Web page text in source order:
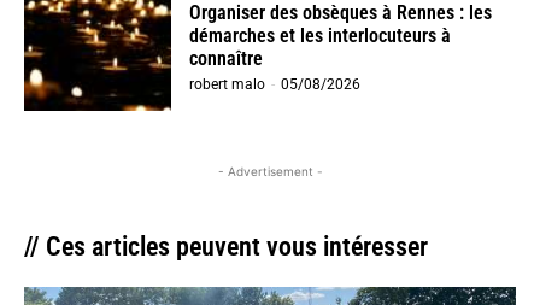
Organiser des obsèques à Rennes : les
démarches et les interlocuteurs à
connaître
robert malo - 05/08/2026
- Advertisement -
// Ces articles peuvent vous intéresser